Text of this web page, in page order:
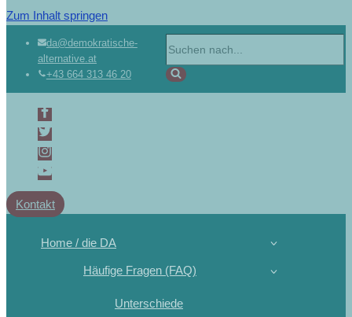
Zum Inhalt springen
da@demokratische-
alternative.at
+43 664 313 46 20
Kontakt
Home / die DA
Häufige Fragen (FAQ)
Unterschiede